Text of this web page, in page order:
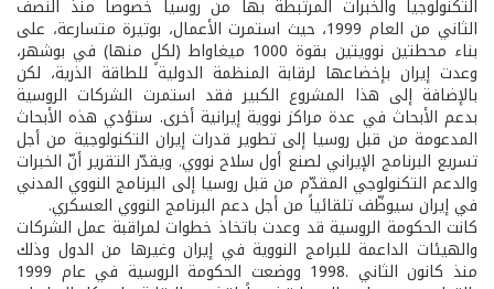
التكنولوجيا والخبرات المرتبطة بها من روسيا خصوصاً منذ النصف
الثاني من العام 1999، حيث استمرت الأعمال، بوتيرة متسارعة، على
بناء محطتين نوويتين بقوة 1000 ميغاواط (لكلٍ منها) في بوشهر،
وعدت إيران بإخضاعها لرقابة المنظمة الدولية للطاقة الذرية، لكن
بالإضافة إلى هذا المشروع الكبير فقد استمرت الشركات الروسية
بدعم الأبحاث في عدة مراكز نووية إيرانية أخرى. ستؤدي هذه الأبحاث
المدعومة من قبل روسيا إلى تطوير قدرات إيران التكنولوجية من أجل
تسريع البرنامج الإيراني لصنع أول سلاح نووي. ويقدّر التقرير أنّ الخبرات
والدعم التكنولوجي المقدّم من قبل روسيا إلى البرنامج النووي المدني
في إيران سيوظّف تلقائياً من أجل دعم البرنامج النووي العسكري.
كانت الحكومة الروسية قد وعدت باتخاذ خطوات لمراقبة عمل الشركات
والهيئات الداعمة للبرامج النووية في إيران وغيرها من الدول وذلك
منذ كانون الثاني .1998 ووضعت الحكومة الروسية في عام 1999